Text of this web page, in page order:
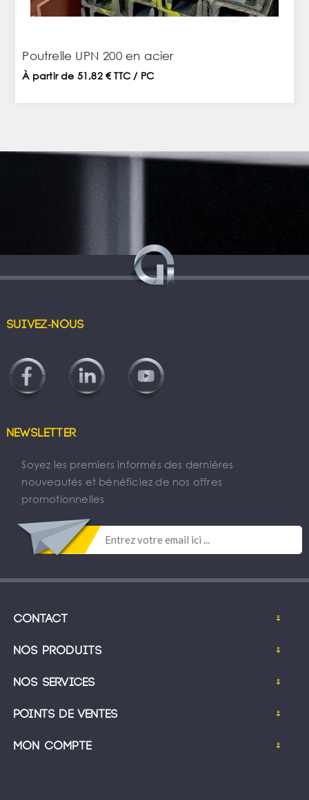
Poutrelle UPN 200 en acier
À partir de 51,82 € TTC / PC
Suivez-nous
Newsletter
Soyez les premiers informés des dernières
nouveautés et bénéficiez de nos offres
promotionnelles
Contact
Nos produits
Nos services
Points de ventes
Mon compte